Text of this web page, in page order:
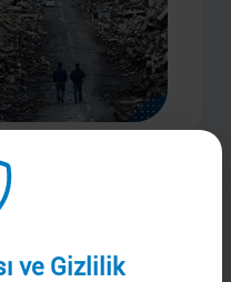
ve Gizlilik